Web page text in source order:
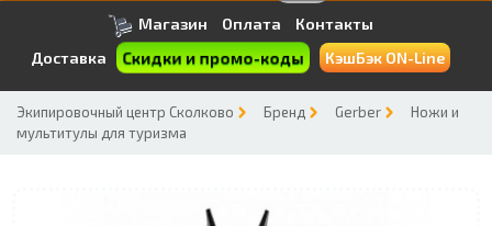
Магазин Оплата
Контакты
Доставка
Скидки и промо-коды КэшБэк ON-Line
Экипировочный центр Сколково Бренд Gerber
Ножи и
мультитулы для туризма